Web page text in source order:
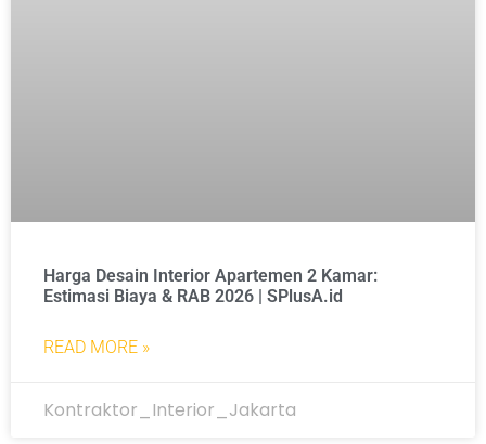
Harga Desain Interior Apartemen 2 Kamar:
Estimasi Biaya & RAB 2026 | SPlusA.id
READ MORE »
Kontraktor_Interior_Jakarta